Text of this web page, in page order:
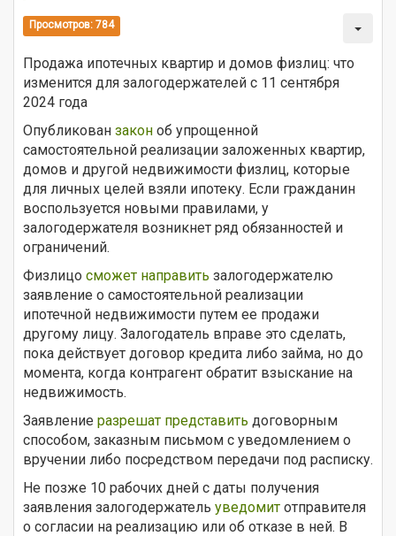
Просмотров: 784
Продажа ипотечных квартир и домов физлиц: что
изменится для залогодержателей с 11 сентября
2024 года
Опубликован закон об упрощенной
самостоятельной реализации заложенных квартир,
домов и другой недвижимости физлиц, которые
для личных целей взяли ипотеку. Если гражданин
воспользуется новыми правилами, у
залогодержателя возникнет ряд обязанностей и
ограничений.
Физлицо сможет направить залогодержателю
заявление о самостоятельной реализации
ипотечной недвижимости путем ее продажи
другому лицу. Залогодатель вправе это сделать,
пока действует договор кредита либо займа, но до
момента, когда контрагент обратит взыскание на
недвижимость.
Заявление разрешат представить договорным
способом, заказным письмом с уведомлением о
вручении либо посредством передачи под расписку.
Не позже 10 рабочих дней с даты получения
заявления залогодержатель уведомит отправителя
о согласии на реализацию или об отказе в ней. В